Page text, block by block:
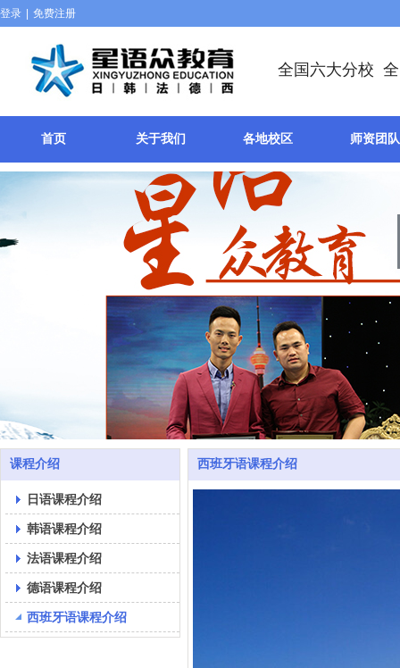
全国六大分校
登录 免费注册
首页 关于我们 各地校区 师资团队
课程介绍
日语课程介绍
韩语课程介绍
法语课程介绍
德语课程介绍
西班牙语课程介绍
西班牙语课程介绍